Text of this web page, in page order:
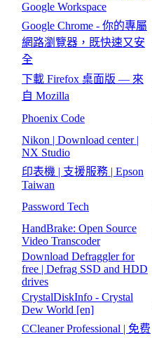
Google Workspace
Google Chrome - 你的專屬
網路瀏覽器，既快速又安
全
下載 Firefox 桌面版 — 來
自 Mozilla
Phoenix Code
Nikon | Download center |
NX Studio
印表機 | 支援服務 | Epson
Taiwan
Password Tech
HandBrake: Open Source
Video Transcoder
Download Defraggler for
free | Defrag SSD and HDD
drives
CrystalDiskInfo - Crystal
Dew World [en]
CCleaner Professional | 免费